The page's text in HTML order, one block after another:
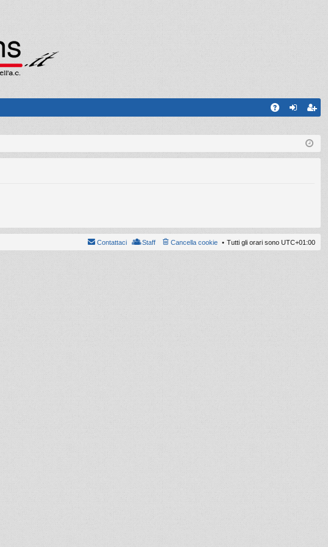
riv
Tutti gli orari sono UTC+01:00
Cancella cookie
Staff
Contattaci